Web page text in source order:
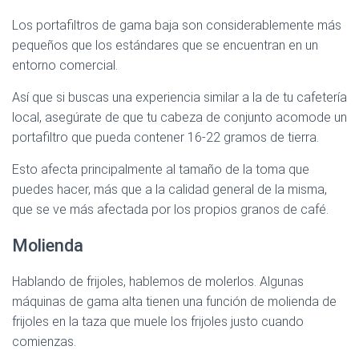
Los portafiltros de gama baja son considerablemente más
pequeños que los estándares que se encuentran en un
entorno comercial.
Así que si buscas una experiencia similar a la de tu cafetería
local, asegúrate de que tu cabeza de conjunto acomode un
portafiltro que pueda contener 16-22 gramos de tierra.
Esto afecta principalmente al tamaño de la toma que
puedes hacer, más que a la calidad general de la misma,
que se ve más afectada por los propios granos de café.
Molienda
Hablando de frijoles, hablemos de molerlos. Algunas
máquinas de gama alta tienen una función de molienda de
frijoles en la taza que muele los frijoles justo cuando
comienzas.